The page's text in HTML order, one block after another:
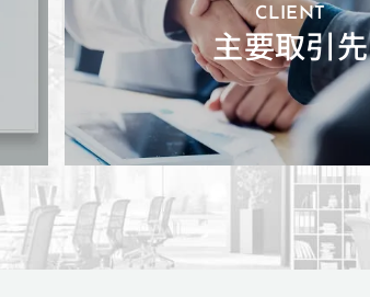
CLIENT
主要取引先